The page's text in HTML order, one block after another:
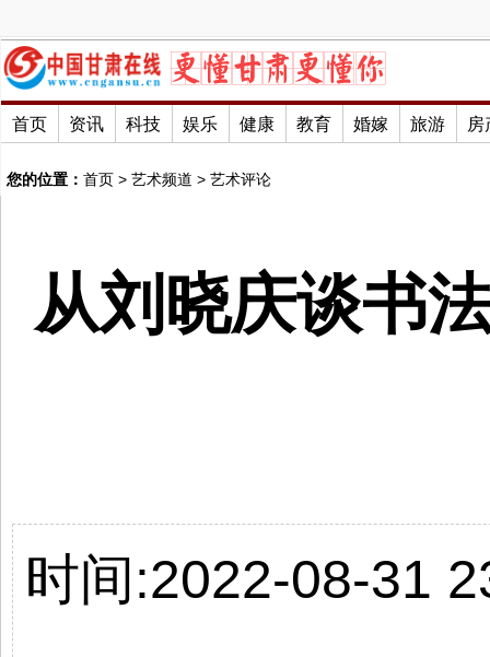
首页 资讯 科技 娱乐 健康 教育 婚嫁 旅游 房
您的位置： 首页 > 艺术频道 > 艺术评论
从刘晓庆谈书
时间:2022-08-31